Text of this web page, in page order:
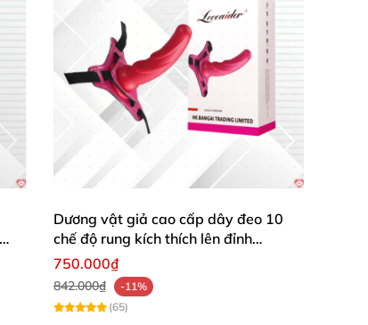
Dương vật giả cao cấp dây đeo 10
chế độ rung kích thích lên đỉnh
Loveaider
750.000₫
842.000₫
-11%
(65)